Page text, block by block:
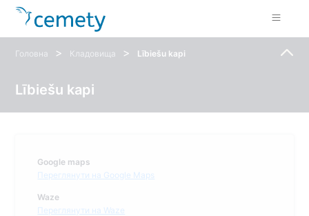
Головна > Кладовища > Lībiešu kapi
Lībiešu kapi
Google maps
Переглянути на Google Maps
Waze
Переглянути на Waze